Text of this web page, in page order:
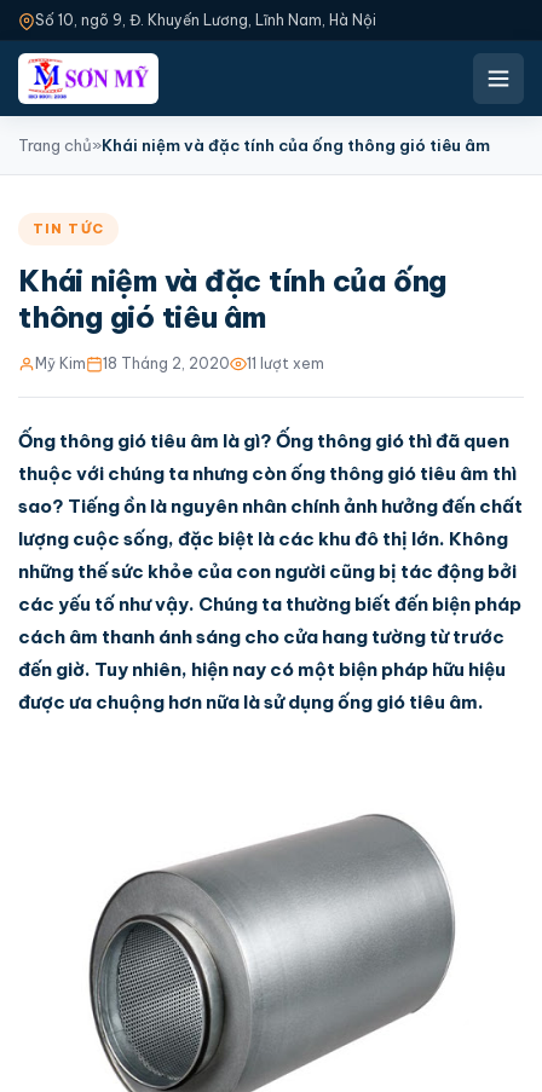
Số 10, ngõ 9, Đ. Khuyến Lương, Lĩnh Nam, Hà Nội
Trang chủ»Khái niệm và đặc tính của ống thông gió tiêu âm
TIN TỨC
Khái niệm và đặc tính của ống
thông gió tiêu âm
Mỹ Kim 18 Tháng 2, 2020 11 lượt xem
Ống thông gió tiêu âm là gì? Ống thông gió thì đã quen
thuộc với chúng ta nhưng còn ống thông gió tiêu âm thì
sao? Tiếng ồn là nguyên nhân chính ảnh hưởng đến chất
lượng cuộc sống, đặc biệt là các khu đô thị lớn. Không
những thế sức khỏe của con người cũng bị tác động bởi
các yếu tố như vậy. Chúng ta thường biết đến biện pháp
cách âm thanh ánh sáng cho cửa hang tường từ trước
đến giờ. Tuy nhiên, hiện nay có một biện pháp hữu hiệu
được ưa chuộng hơn nữa là sử dụng ống gió tiêu âm.